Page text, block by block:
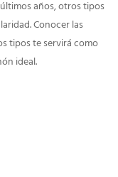
años, otros tipos
Conocer las
tipos te servirá como
ideal.